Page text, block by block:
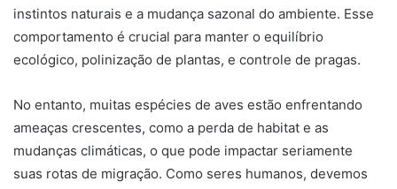
instintos naturais e a mudança sazonal do ambiente. Esse
comportamento é crucial para manter o equilíbrio
ecológico, polinização de plantas, e controle de pragas.
No entanto, muitas espécies de aves estão enfrentando
ameaças crescentes, como a perda de habitat e as
mudanças climáticas, o que pode impactar seriamente
suas rotas de migração. Como seres humanos, devemos